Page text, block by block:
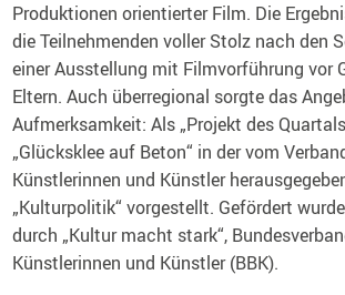
Produktionen orientierter Film. Die
die Teilnehmenden voller Stolz nach den
einer Ausstellung mit Filmvorführung vor
Eltern. Auch überregional sorgte das
Aufmerksamkeit: Als „Projekt des
„Glücksklee auf Beton“ in der vom
Künstlerinnen und Künstler
„Kulturpolitik“ vorgestellt. Gefördert
durch „Kultur macht stark“,
Künstlerinnen und Künstler (BBK).